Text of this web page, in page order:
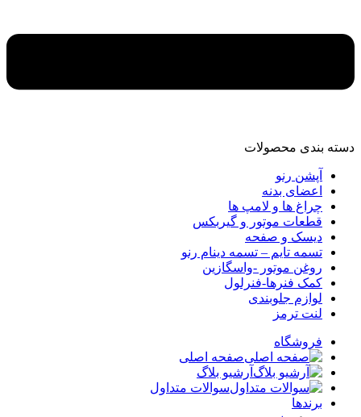
دسته‌ بندی محصولات
آپشن رنو
اعضای بدنه
چراغ ها و لامپ ها
قطعات موتور و گیربکس
دیسک و صفحه
تسمه تایم – تسمه دینام رنو
روغن موتور -واسگازین
کمک فنرها-فنرلول
لوازم جلوبندی
لنت ترمز
فروشگاه
صفحه اصلی
آرشیو بلاگ
سوالات متداول
برندها